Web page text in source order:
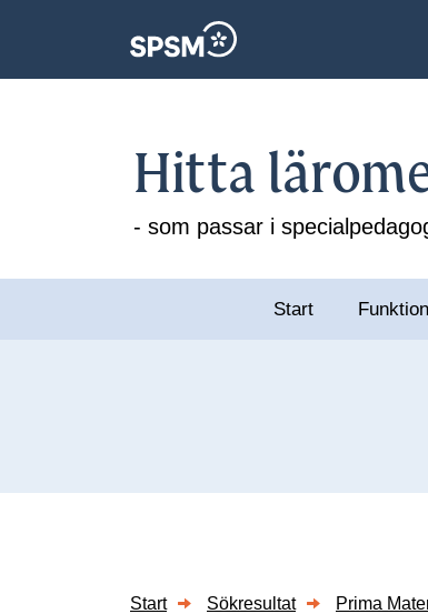
Hitta
- som passar i
Start
Start Sökresultat Prima